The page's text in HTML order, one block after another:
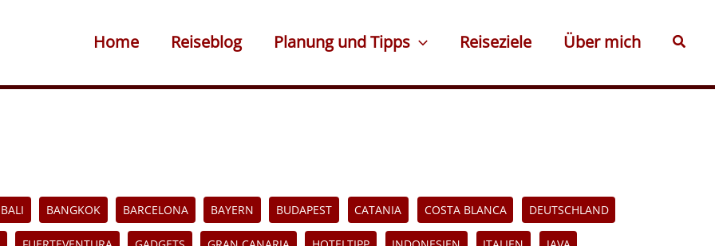
Home Reiseblog Planung und Tipps Reiseziele Über mich
BALI BANGKOK BARCELONA BAYERN BUDAPEST CATANIA COSTA BLANCA DEUTSCHLAND